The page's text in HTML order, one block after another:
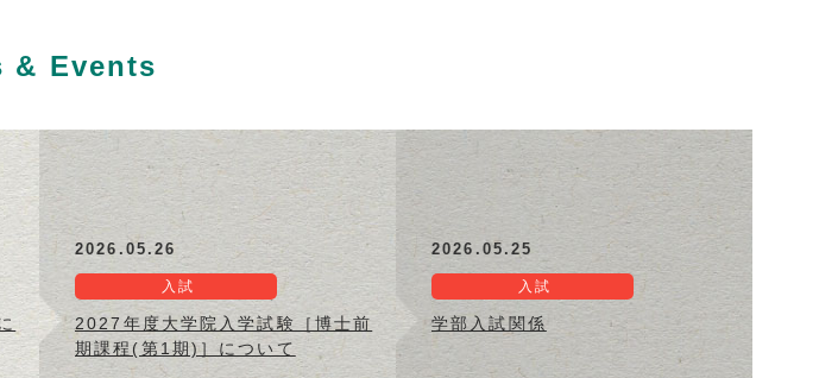
& Events
2026.05.26
入試
2027年度大学院入学試験［博士前
期課程(第1期)］について
2026.05.25
入試
学部入試関係